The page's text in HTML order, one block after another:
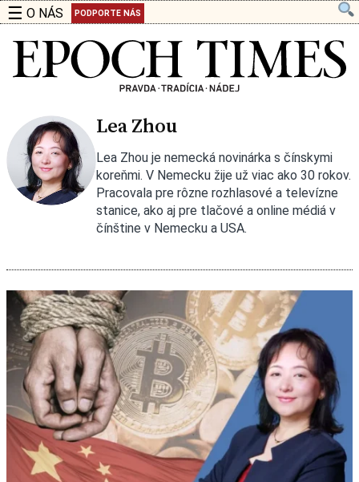
☰ O NÁS PODPORTE NÁS
Lea Zhou
Lea Zhou je nemecká novinárka s čínskymi
koreňmi. V Nemecku žije už viac ako 30 rokov.
Pracovala pre rôzne rozhlasové a televízne
stanice, ako aj pre tlačové a online médiá v
čínštine v Nemecku a USA.